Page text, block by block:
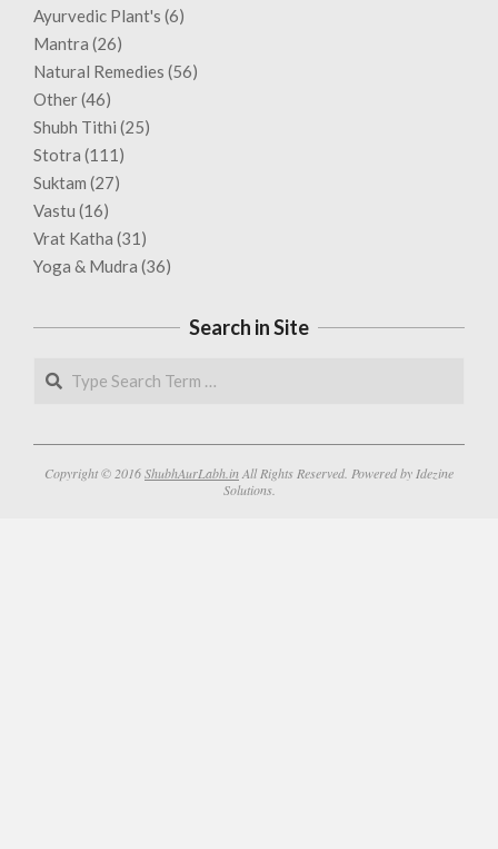
Ayurvedic Plant's (6)
Mantra (26)
Natural Remedies (56)
Other(46)
Shubh Tithi (25)
Stotra (111)
Suktam (27)
Vastu (16)
Vrat Katha (31)
Yoga & Mudra (36)
Search in Site
Search
Copyright © 2016ShubhAurLabh.in All Rights Reserved. Powered by Idezine
Solutions.